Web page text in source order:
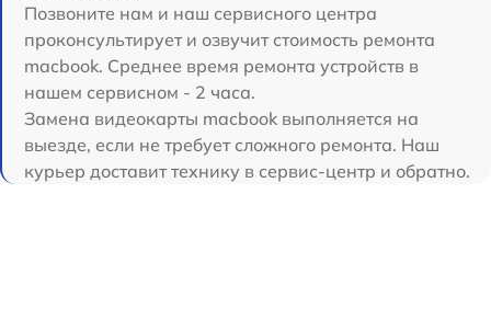
Позвоните нам и наш сервисного центра
проконсультирует и озвучит стоимость ремонта
macbook. Среднее время ремонта устройств в
нашем сервисном - 2 часа.
Замена видеокарты macbook выполняется на
выезде, если не требует сложного ремонта. Наш
курьер доставит технику в сервис-центр и обратно.